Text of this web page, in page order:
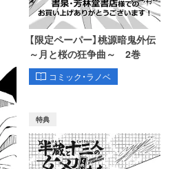
【限定ペーパー】桃源暗鬼外伝
～月と桜の狂争曲～ 2巻
コミック・ラノベ
特典